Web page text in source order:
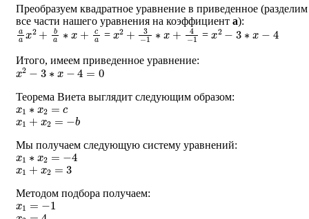
Преобразуем квадратное уравнение в приведенное (разделим
все части нашего уравнения на коэффициент a):
aax2+ba∗x+ca = x2+3−1 ∗x+4−1 =x2− 3∗
Итого, имеем приведенное уравнение:
x2−3∗x−4=0
Теорема Виета выглядит следующим образом:
x1∗x2= c
x1 + x2 =− b
Мы получаем следующую систему уравнений:
x1∗x2=−4
x1 + x2 =3
Методом подбора получаем:
x1=−1
x2 =4